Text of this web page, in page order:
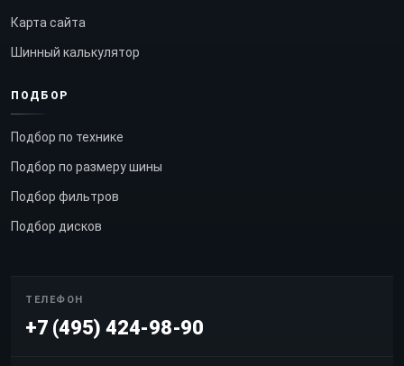
Карта сайта
Шинный калькулятор
ПОДБОР
Подбор по технике
Подбор по размеру шины
Подбор фильтров
Подбор дисков
ТЕЛЕФОН
+7 (495) 424-98-90